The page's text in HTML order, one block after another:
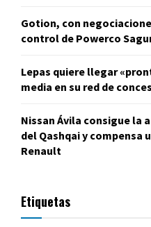
Gotion, con
control de Powerco
Lepas quiere llegar
media en su red de
Nissan Ávila consigue la
del Qashqai y compensa
Renault
Etiquetas